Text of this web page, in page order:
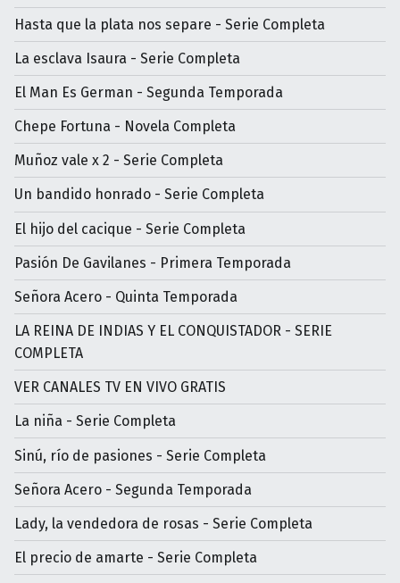
Hasta que la plata nos separe - Serie Completa
La esclava Isaura - Serie Completa
El Man Es German - Segunda Temporada
Chepe Fortuna - Novela Completa
Muñoz vale x 2 - Serie Completa
Un bandido honrado - Serie Completa
El hijo del cacique - Serie Completa
Pasión De Gavilanes - Primera Temporada
Señora Acero - Quinta Temporada
LA REINA DE INDIAS Y EL CONQUISTADOR - SERIE
COMPLETA
VER CANALES TV EN VIVO GRATIS
La niña - Serie Completa
Sinú, río de pasiones - Serie Completa
Señora Acero - Segunda Temporada
Lady, la vendedora de rosas - Serie Completa
El precio de amarte - Serie Completa